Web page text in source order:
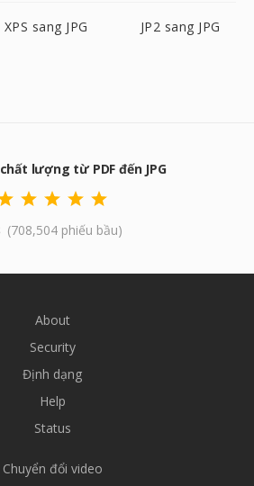
XPS sang JPG JP2 sang JPG
lượng từ PDF đến JPG
(708,504 phiếu bầu)
About
Security
Định dạng
Help
Status
Chuyển đổi video